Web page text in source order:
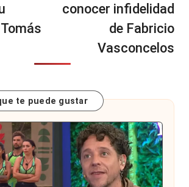
conocer infidelidad
de Fabricio
Vasconcelos
te puede gustar